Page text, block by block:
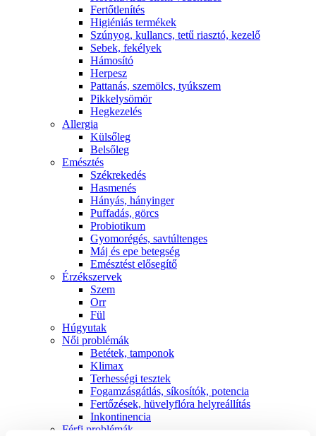
Fertőtlenítés
Higiéniás termékek
Szúnyog, kullancs, tetű riasztó, kezelő
Sebek, fekélyek
Hámosító
Herpesz
Pattanás, szemölcs, tyúkszem
Pikkelysömör
Hegkezelés
Allergia
Külsőleg
Belsőleg
Emésztés
Székrekedés
Hasmenés
Hányás, hányinger
Puffadás, görcs
Probiotikum
Gyomorégés, savtúltenges
Máj és epe betegség
Emésztést elősegítő
Érzékszervek
Szem
Orr
Fül
Húgyutak
Női problémák
Betétek, tamponok
Klimax
Terhességi tesztek
Fogamzásgátlás, síkosítók, potencia
Fertőzések, hüvelyflóra helyreállítás
Inkontinencia
Férfi problémák